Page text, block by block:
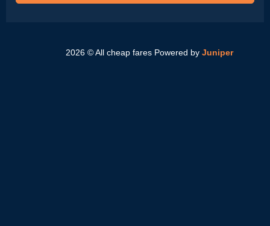
2026 © All cheap fares Powered by Juniper